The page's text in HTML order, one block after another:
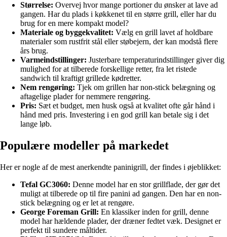
Størrelse: Overvej hvor mange portioner du ønsker at lave ad
gangen. Har du plads i køkkenet til en større grill, eller har du
brug for en mere kompakt model?
Materiale og byggekvalitet: Vælg en grill lavet af holdbare
materialer som rustfrit stål eller støbejern, der kan modstå flere
års brug.
Varmeindstillinger: Justerbare temperaturindstillinger giver dig
mulighed for at tilberede forskellige retter, fra let ristede
sandwich til kraftigt grillede kødretter.
Nem rengøring: Tjek om grillen har non-stick belægning og
aftagelige plader for nemmere rengøring.
Pris: Sæt et budget, men husk også at kvalitet ofte går hånd i
hånd med pris. Investering i en god grill kan betale sig i det
lange løb.
Populære modeller på markedet
Her er nogle af de mest anerkendte paninigrill, der findes i øjeblikket:
Tefal GC3060: Denne model har en stor grillflade, der gør det
muligt at tilberede op til fire panini ad gangen. Den har en non-
stick belægning og er let at rengøre.
George Foreman Grill: En klassiker inden for grill, denne
model har hældende plader, der dræner fedtet væk. Designet er
perfekt til sundere måltider.